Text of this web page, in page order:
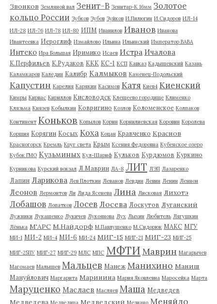
Звонков Земляной вал Зенит-В Зенитар-К 16мм Золотое
кольцо России Зубков Зубов Зуйков И.Пилюгин И.Сидоров ИЛ-14
ИЛ-28 ИЛ-76 ИЛ-78 ИЛ-80 ИПМ Иванилов Иванов Иванова
Ивантеевка Иероглиф Измайлово Ильина Ильинский Император ВАВА
Интеко Ира Большая Иримико Исаев Истра Ичалова
К.Перфильев К.Рудаков ККК КС-1 КСП Кавказ Кадышевский Казань
Каламкаров Каледин Калибр Калмыков Каменец-Подольский
Капустин Карелия Карякин Касимов Катя Киев4 Киенский
Кимры Кирвас Кириллов Кисловодск Клещеево городище Клименко
Клязьма Князев Кобылкин Ковригино Козлов Коломенское Колпаков
Континент Коньков Копылов Корин Корнилиевская Коровин Королева
Коршия Корягин Косых Коха Коцан Кравченко Краснов
Красногорск Кремль Круг света Крым Ксения Федоровна Кубенское озеро
Кубок ГМО Кузьминых Кул-Шариф Кульков Курдюмов Куркино
Курникова Курский вокзал Л.Маврин ЛА-8 ЛИТ ЛЭП Лазаренко
Лапин Ларикова Лев Плоткин Леванов Левдин Левин Ленин Леннон
Леонов Лермонтов Ли Лида Ясенева Лина Лисковая Лихотэ
Лобашов Лопатков Лосев Лосева Лоскутов Луганский
Лужники Лукашенко Лукичев Лукоянова Лух Лыхин Любитель Лягушкин
Лёнька М'АРС М.Найдорф М.Павлушенко М.Сидорюк МАКС МГУ
МИ-1 МИ-2 МИ-4 МИ-6 МИ-24 МИГ-15 МИГ-21 МИГ-23 МИГ-25
МИГ-25ПУ МИГ-27 МИГ-29 МЛС МПС МФТИ Маврин Магарычев
Магомаев Малышев Мальцев Манеж Манихино Маниш
Мануйлович Маргарита Маринина Мария Яковлевна Маросейка Марта
Маруценко Маслаев Масляев Маша Медведев
Медведева Медведский Меняйло